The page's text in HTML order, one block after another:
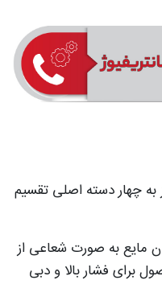
به چهار دسته اصلی تقسیم
مایع به صورت شعاعی از
برای فشار بالا و دبی